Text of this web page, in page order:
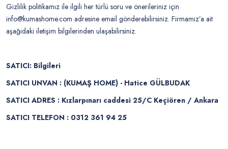
Gizlilik politikamız ile ilgili her türlü soru ve önerileriniz için
info@kumashome.com adresine email gönderebilirsiniz. Firmamız’a ait
aşağıdaki iletişim bilgilerinden ulaşabilirsiniz.
SATICI: Bilgileri
SATICI UNVAN : (KUMAŞ HOME) - Hatice GÜLBUDAK
SATICI ADRES : Kızlarpınarı caddesi 25/C Keçiören / Ankara
SATICI TELEFON : 0312 361 94 25